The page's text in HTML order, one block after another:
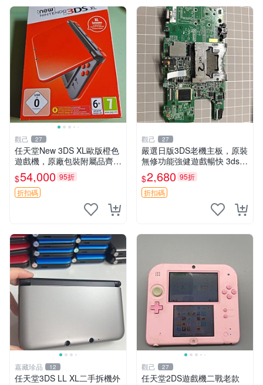
觀己 27
任天堂New 3DS XL歐版橙色
遊戲機，原廠包裝附屬品齊
全，螢幕清新人氣機種 新3D
S XL 歐版 測規 包裝完備
$54,000 95折
折扣碼
觀己 27
嚴選日版3DS老機主板，原裝
無修功能強健遊戲暢快 3ds
主板 日版 無修 游戲機主板
$2,680 95折
折扣碼
嘉藏珍品 12
任天堂3DS LL XL二手拆機外
觀己 27
任天堂2DS遊戲機二戰老款